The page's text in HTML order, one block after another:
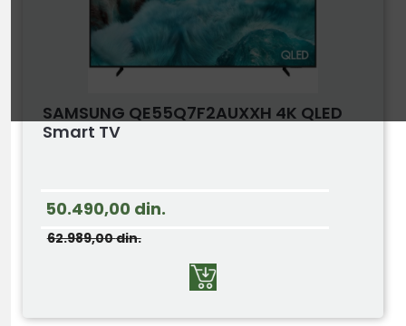
SAMSUNG QE55Q7F2AUXXH 4K QLED
Smart TV
50.490,00 din.
62.989,00din.